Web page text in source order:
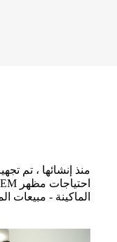
الماكينة - مبيعات